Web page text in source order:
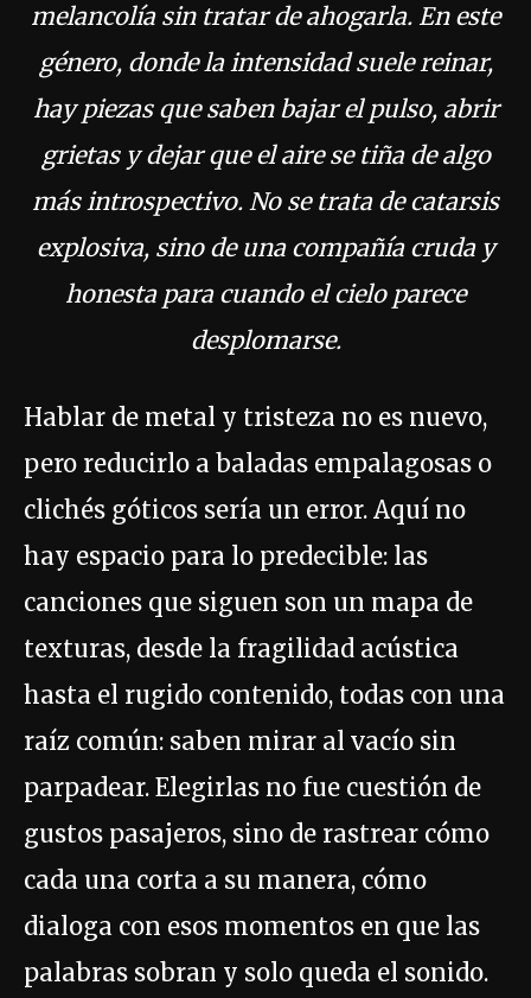
melancolía sin tratar de ahogarla. En este
género, donde la intensidad suele reinar,
hay piezas que saben bajar el pulso, abrir
grietas y dejar que el aire se tiña de algo
más introspectivo. No se trata de catarsis
explosiva, sino de una compañía cruda y
honesta para cuando el cielo parece
desplomarse.
Hablar de metal y tristeza no es nuevo,
pero reducirlo a baladas empalagosas o
clichés góticos sería un error. Aquí no
hay espacio para lo predecible: las
canciones que siguen son un mapa de
texturas, desde la fragilidad acústica
hasta el rugido contenido, todas con una
raíz común: saben mirar al vacío sin
parpadear. Elegirlas no fue cuestión de
gustos pasajeros, sino de rastrear cómo
cada una corta a su manera, cómo
dialoga con esos momentos en que las
palabras sobran y solo queda el sonido.